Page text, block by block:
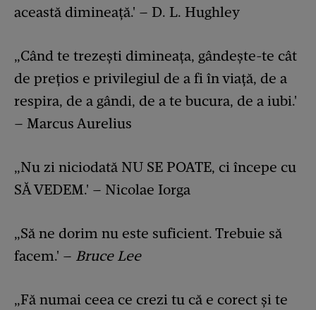
această dimineață.' – D. L. Hughley
„Când te trezești dimineața, gândește-te cât
de prețios e privilegiul de a fi în viață, de a
respira, de a gândi, de a te bucura, de a iubi.'
– Marcus Aurelius
„Nu zi niciodată NU SE POATE, ci începe cu
SĂ VEDEM.' – Nicolae Iorga
„Să ne dorim nu este suficient. Trebuie să
facem.' – Bruce Lee
„Fă numai ceea ce crezi tu că e corect și te